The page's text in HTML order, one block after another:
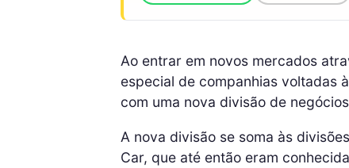
Ao entrar em novos mercados
especial de companhias voltadas
com uma nova divisão de
A nova divisão se soma às
Car, que até então eram